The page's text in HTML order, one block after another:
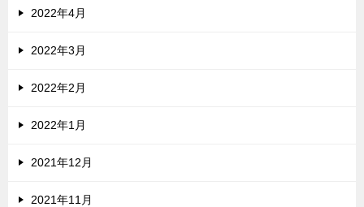
2022年4月
2022年3月
2022年2月
2022年1月
2021年12月
2021年11月